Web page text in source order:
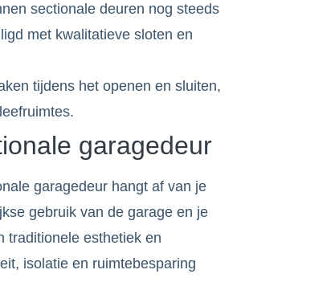
sectionale deuren nog steeds
met kwalitatieve sloten en
tijdens het openen en sluiten,
garagedeur
garagedeur hangt af van je
gebruik van de garage en je
traditionele esthetiek en
isolatie en ruimtebesparing